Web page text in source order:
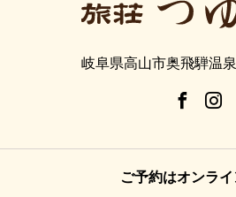
岐阜県高山市奥飛騨温
ご予約はオンラ